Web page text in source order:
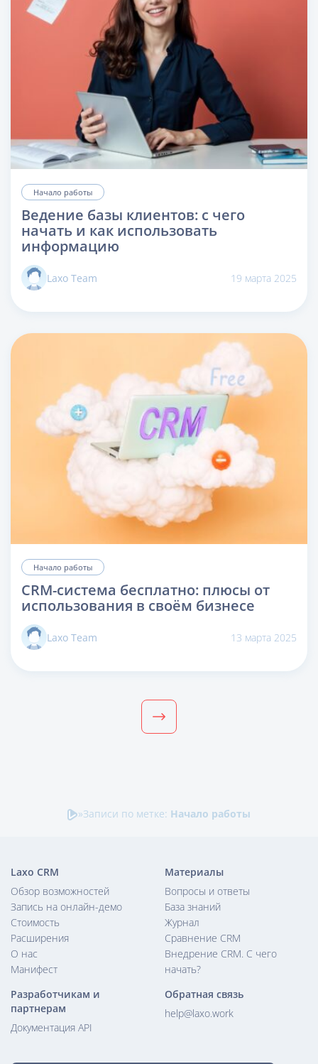
Начало работы
Ведение базы клиентов: с чего
начать и как использовать
информацию
Laxo Team 19 марта 2025
Начало работы
CRM-система бесплатно: плюсы от
использования в своём бизнесе
Laxo Team 13 марта 2025
»Записи по метке: Начало работы
Laxo CRM
Обзор возможностей
Запись на онлайн-демо
Стоимость
Расширения
О нас
Манифест
Материалы
Вопросы и ответы
База знаний
Журнал
Сравнение CRM
Внедрение CRM. С чего
начать?
Разработчикам и
партнерам
Документация API
Обратная связь
help@laxo.work